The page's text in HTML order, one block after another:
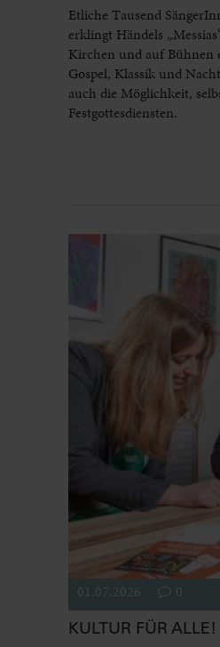
Etliche Tausend
erklingt Händels
Kirchen und auf Bühnen
Gospel, Klassik und
auch die Möglichkeit,
Festgottesdiensten.
01.07.2026 0
KULTUR FÜR ALLE!